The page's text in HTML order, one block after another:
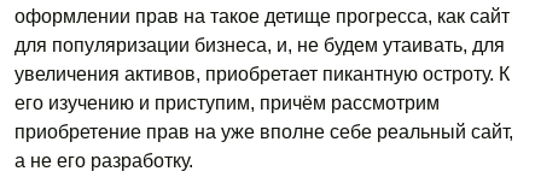
оформлении прав на такое детище прогресса, как сайт
для популяризации бизнеса, и, не будем утаивать, для
увеличения активов, приобретает пикантную остроту. К
его изучению и приступим, причём рассмотрим
приобретение прав на уже вполне себе реальный сайт,
а не его разработку.